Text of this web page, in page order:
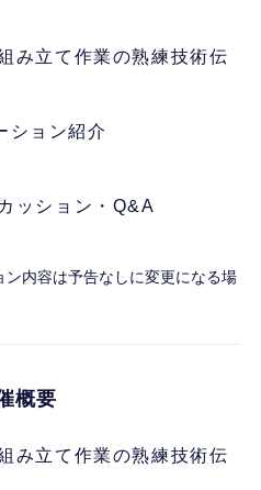
み立て作業の熟練技術伝
ション紹介
ッション・Q&A
内容は予告なしに変更になる場
概要
み立て作業の熟練技術伝